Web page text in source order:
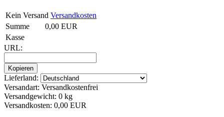
Kein Versand Versandkosten
Summe
0,00 EUR
Kasse
URL:
Lieferland:
Versandart: Versandkostenfrei
Versandgewicht: 0 kg
Versandkosten: 0,00 EUR